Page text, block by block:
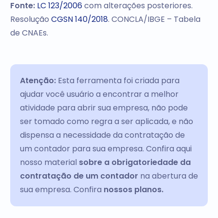
Fonte: LC 123/2006com alterações posteriores.
ResoluçãoCGSN 140/2018. CONCLA/IBGE – Tabela
de CNAEs.
Atenção:Esta ferramenta foi criada para
ajudar você usuário a encontrar a melhor
atividade para abrir sua empresa, não pode
ser tomado como regra a ser aplicada, e não
dispensa a necessidade da contratação de
um contador para sua empresa. Confira aqui
nosso material sobre a obrigatoriedade da
contratação de um contador na abertura de
sua empresa. Confira nossos planos.